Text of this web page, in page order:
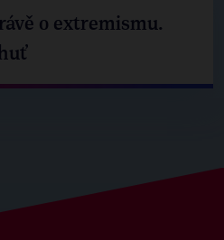
o extremismu.